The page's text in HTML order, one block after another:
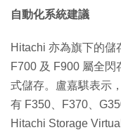
自動化系統建議
Hitachi 亦為旗下的儲
F700 及 F900 屬全閃
式儲存。盧嘉騏表示
有 F350、F370、
Hitachi Storage